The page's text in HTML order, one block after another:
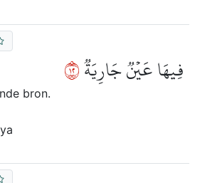
فِيهَا عَيۡنٞ جَارِيَةٞ٢١
bron.